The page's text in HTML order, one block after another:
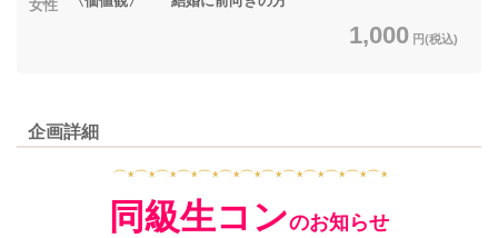
女性
1,000 円(税込)
企画詳細
⌒*⌒*⌒*⌒*⌒*⌒*⌒*⌒*⌒*⌒*⌒*⌒*⌒*
同級生コンのお知らせ